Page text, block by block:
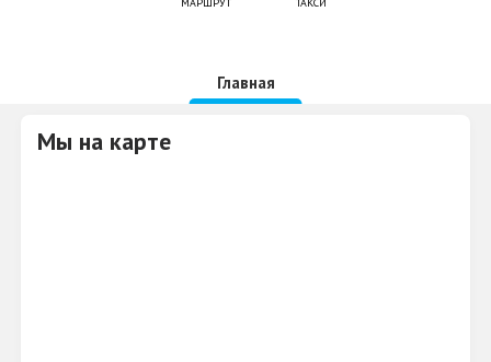
Главная
Мы на карте